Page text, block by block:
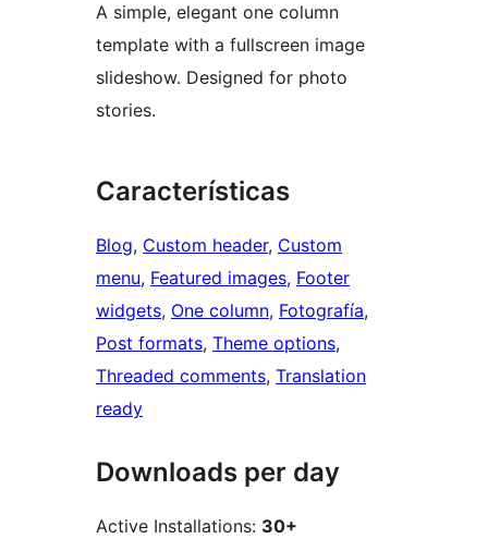
A simple, elegant one column
template with a fullscreen image
slideshow. Designed for photo
stories.
Características
Blog, Custom header, Custom
menu, Featured images, Footer
widgets, One column, Fotografía
Post formats, Theme options
Threaded comments, Translation
ready
Downloads per day
Active Installations: 30+